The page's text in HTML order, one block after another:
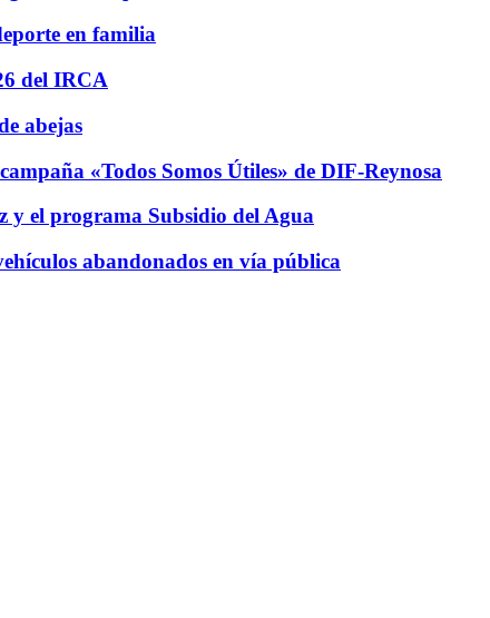
en familia
del IRCA
abejas
«Todos Somos Útiles» de DIF-Reynosa
y el programa Subsidio del Agua
abandonados en vía pública